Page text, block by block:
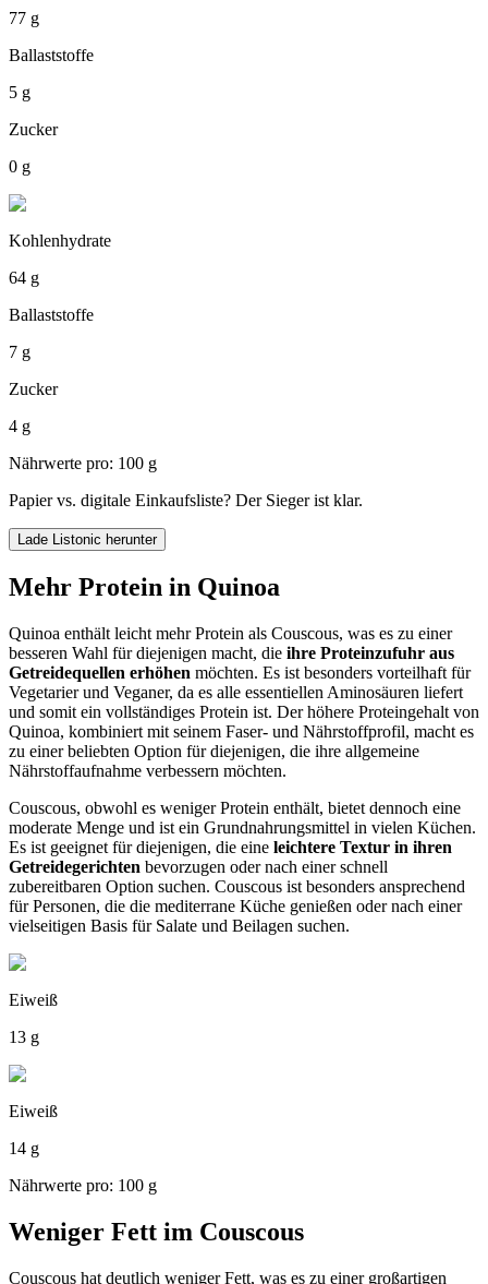
77 g
Ballaststoffe
5 g
Zucker
0 g
Kohlenhydrate
64 g
Ballaststoffe
7 g
Zucker
4 g
Nährwerte pro: 100 g
Papier vs. digitale Einkaufsliste? Der Sieger ist klar.
Lade Listonic herunter
Mehr Protein in Quinoa
Quinoa enthält leicht mehr Protein als Couscous, was es zu einer
besseren Wahl für diejenigen macht, die ihre Proteinzufuhr aus
Getreidequellen erhöhen möchten. Es ist besonders vorteilhaft für
Vegetarier und Veganer, da es alle essentiellen Aminosäuren liefert
und somit ein vollständiges Protein ist. Der höhere Proteingehalt von
Quinoa, kombiniert mit seinem Faser- und Nährstoffprofil, macht es
zu einer beliebten Option für diejenigen, die ihre allgemeine
Nährstoffaufnahme verbessern möchten.
Couscous, obwohl es weniger Protein enthält, bietet dennoch eine
moderate Menge und ist ein Grundnahrungsmittel in vielen Küchen.
Es ist geeignet für diejenigen, die eine leichtere Textur in ihren
Getreidegerichten bevorzugen oder nach einer schnell
zubereitbaren Option suchen. Couscous ist besonders ansprechend
für Personen, die die mediterrane Küche genießen oder nach einer
vielseitigen Basis für Salate und Beilagen suchen.
Eiweiß
13 g
Eiweiß
14 g
Nährwerte pro: 100 g
Weniger Fett im Couscous
Couscous hat deutlich weniger Fett, was es zu einer großartigen